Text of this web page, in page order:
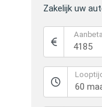
Zakelijk uw